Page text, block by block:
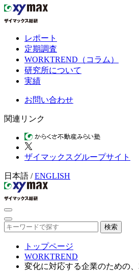
レポート
定期調査
WORKTREND（コラム）
研究所について
実績
お問い合わせ
関連リンク
ザイマックスグループサイト
日本語 /ENGLISH
検索
トップページ
WORKTREND
変化に対応する企業のための